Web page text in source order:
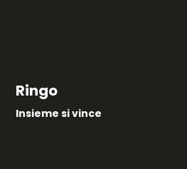
Ringo
Insieme si vince